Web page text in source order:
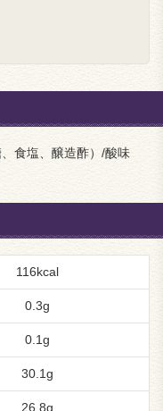
食塩、醸造酢）/酸味
116kcal
0.3g
0.1g
30.1g
26.8g